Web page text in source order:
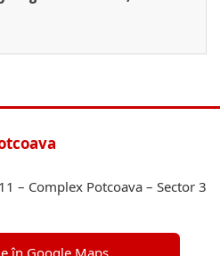
– Complex Potcoava – Sector 3
în Google Maps